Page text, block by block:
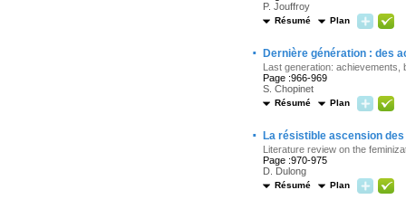
P. Jouffroy
Résumé Plan
· Dernière génération : des
Last generation: achievements,
Page :966-969
S. Chopinet
Résumé Plan
· La résistible ascension
Literature review on the
Page :970-975
D. Dulong
Résumé Plan